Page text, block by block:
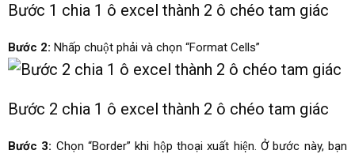
Bước 1 chia 1 ô excel thành 2 ô chéo tam giác
Bước 2: Nhấp chuột phải và chọn “Format Cells”
Bước 2 chia 1 ô excel thành 2 ô chéo tam giác
Bước 3: Chọn “Border” khi hộp thoại xuất hiện. Ở bước này, bạn